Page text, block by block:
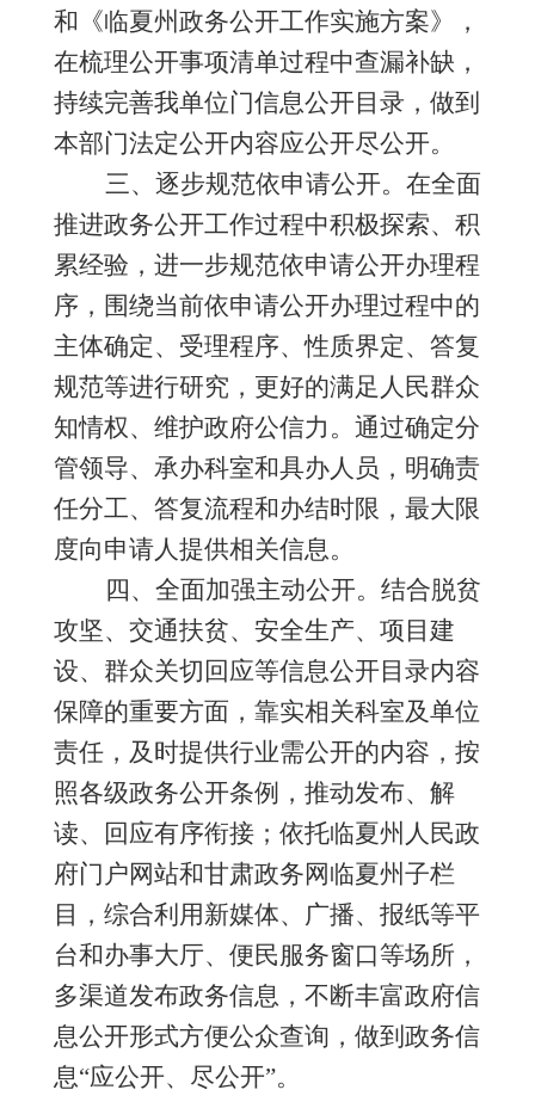
和 《临夏州政务公开工作实施方案》
，
在梳理公开事项清单过程中查漏补缺，
持续完善我单位门信息公开目录，做到
本部门法定公开内容应公开尽公开。
三、逐步规范依申请公开。在全面
推进政务公开工作过程中积极探索、积
累经验，进一步规范依申请公开办理程
序，围绕当前依申请公开办理过程中的
主体确定、受理程序、性质界定、答复
规范等进行研究，更好的满足人民群众
知情权、维护政府公信力。 通过确定分
管领导、承办科室和具办人员，明确责
任分工、答复流程和办结时限，最大限
度向申请人提供相关信息。
四、 全面加强主动公开。 结合脱贫
攻坚、交通扶贫、安全生产、项目建
设、群众关切回应等信息公开目录内容
保障的重要方面 ， 靠实相关科室及单位
责任，及时提供行业需公开的内容，按
照各级政务公开条例，推动发布、解
读、回应有序衔接；依托临夏州人民政
府门户网站和甘肃政务网临夏州子栏
目， 综合利用新媒体、广播、报纸等平
台和办事大厅、便民服务窗口等场所，
多渠道发布政务信息，不断丰富政府信
息公开形式方便公众查询 ， 做到政务信
息“应公开、尽公开”。